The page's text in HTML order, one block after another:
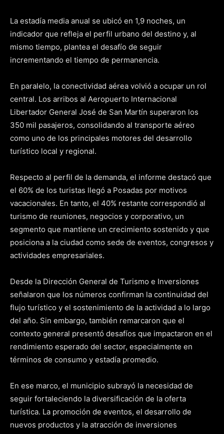
La estadía media anual se ubicó en 1,9 noches, un
indicador que refleja el perfil urbano del destino y, al
mismo tiempo, plantea el desafío de seguir
incrementando el tiempo de permanencia.
En paralelo, la conectividad aérea volvió a ocupar un rol
central. Los arribos al Aeropuerto Internacional
Libertador General José de San Martín superaron los
350 mil pasajeros, consolidando al transporte aéreo
como uno de los principales motores del desarrollo
turístico local y regional.
Respecto al perfil de la demanda, el informe destacó que
el 60% de los turistas llegó a Posadas por motivos
vacacionales. En tanto, el 40% restante correspondió al
turismo de reuniones, negocios y corporativo, un
segmento que mantiene un crecimiento sostenido y que
posiciona a la ciudad como sede de eventos, congresos y
actividades empresariales.
Desde la Dirección General de Turismo e Inversiones
señalaron que los números confirman la continuidad del
flujo turístico y el sostenimiento de la actividad a lo largo
del año. Sin embargo, también remarcaron que el
contexto general presentó desafíos que impactaron en el
rendimiento esperado del sector, especialmente en
términos de consumo y estadía promedio.
En ese marco, el municipio subrayó la necesidad de
seguir fortaleciendo la diversificación de la oferta
turística. La promoción de eventos, el desarrollo de
nuevos productos y la atracción de inversiones